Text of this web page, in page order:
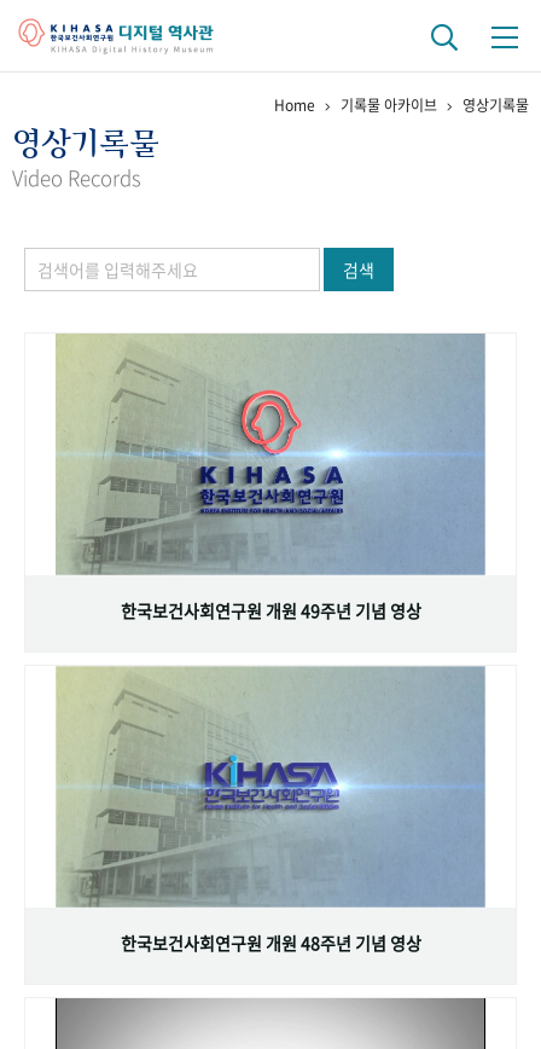
걸어온 길 기관 변천사
정책과 연구 키워드로 보는 연구 역사
연구자들
기록물 아카이브
사진 아카이브 문서 기록물 행정박물 영상 기록물
주년 기념
성과 50선 숫자로 보는 50년
VR 역사관
Home 기록물 아카이브 영상기록물
영상기록물
Video Records
검색
한국보건사회연구원 개원 49주년 기념 영상
한국보건사회연구원 개원 48주년 기념 영상